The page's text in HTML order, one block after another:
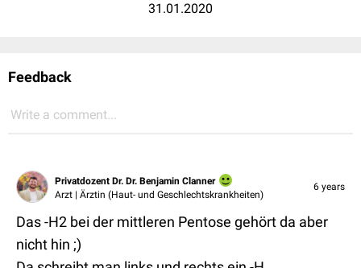
31.01.2020
Feedback
Write a comment...
Privatdozent Dr. Dr. Benjamin Clanner
Arzt | Ärztin (Haut- und Geschlechtskrankheiten)
6 years
Das -H2 bei der mittleren Pentose gehört da aber
nicht hin ;)